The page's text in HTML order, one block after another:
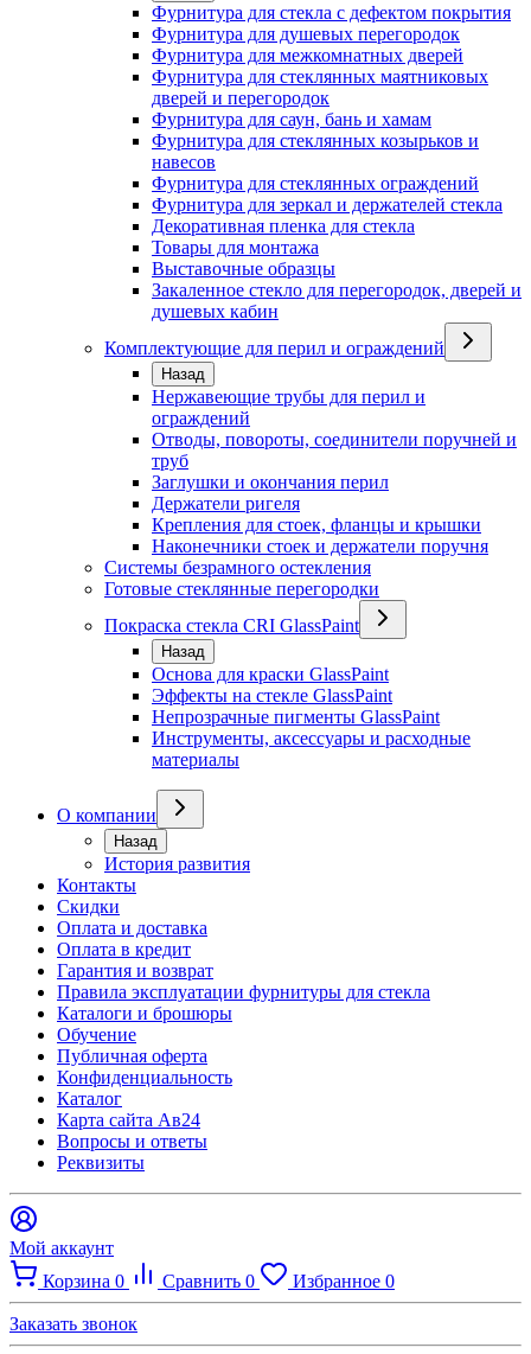
Фурнитура для стекла с дефектом покрытия
Фурнитура для душевых перегородок
Фурнитура для межкомнатных дверей
Фурнитура для стеклянных маятниковых
дверей и перегородок
Фурнитура для саун, бань и хамам
Фурнитура для стеклянных козырьков и
навесов
Фурнитура для стеклянных ограждений
Фурнитура для зеркал и держателей стекла
Декоративная пленка для стекла
Товары для монтажа
Выставочные образцы
Закаленное стекло для перегородок, дверей и
душевых кабин
Комплектующие для перил и ограждений
Назад
Нержавеющие трубы для перил и
ограждений
Отводы, повороты, соединители поручней и
труб
Заглушки и окончания перил
Держатели ригеля
Крепления для стоек, фланцы и крышки
Наконечники стоек и держатели поручня
Системы безрамного остекления
Готовые стеклянные перегородки
Покраска стекла CRI GlassPaint
Назад
Основа для краски GlassPaint
Эффекты на стекле GlassPaint
Непрозрачные пигменты GlassPaint
Инструменты, аксессуары и расходные
материалы
О компании
Назад
История развития
Контакты
Скидки
Оплата и доставка
Оплата в кредит
Гарантия и возврат
Правила эксплуатации фурнитуры для стекла
Каталоги и брошюры
Обучение
Публичная оферта
Конфиденциальность
Каталог
Карта сайта Ав24
Вопросы и ответы
Реквизиты
Мой аккаунт
Корзина 0 Сравнить 0 Избранное 0
Заказать звонок